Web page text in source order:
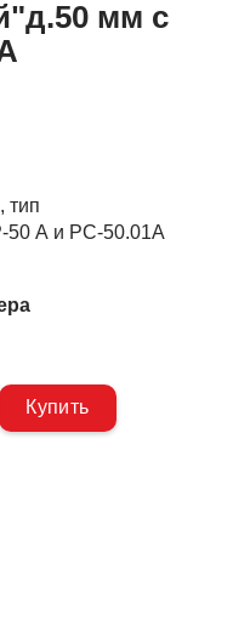
мм с
тип
50 А и РС-50.01А